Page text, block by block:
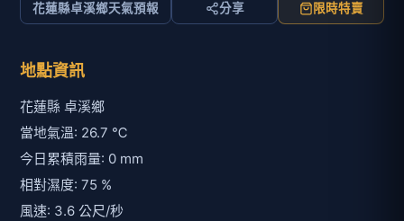
花蓮縣卓溪鄉天氣預報 分享 限時特賣
地點資訊
花蓮縣 卓溪鄉
當地氣溫: 26.7 ℃
今日累積雨量: 0 mm
相對濕度: 75 %
風速: 3.6 公尺/秒